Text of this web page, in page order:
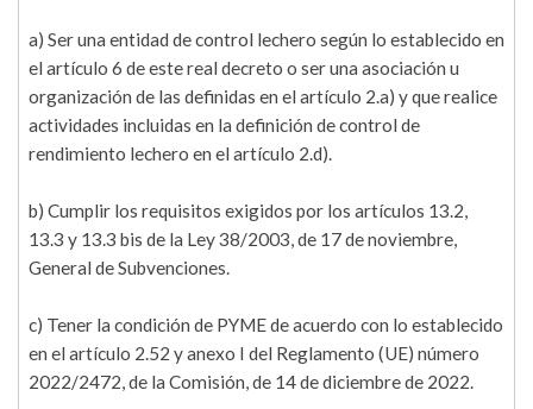
a) Ser una entidad de control lechero según lo establecido en
el artículo 6 de este real decreto o ser una asociación u
organización de las definidas en el artículo 2.a) y que realice
actividades incluidas en la definición de control de
rendimiento lechero en el artículo 2.d).
b) Cumplir los requisitos exigidos por los artículos 13.2,
13.3 y 13.3 bis de la Ley 38/2003, de 17 de noviembre,
General de Subvenciones.
c) Tener la condición de PYME de acuerdo con lo establecido
en el artículo 2.52 y anexo I del Reglamento (UE) número
2022/2472, de la Comisión, de 14 de diciembre de 2022.